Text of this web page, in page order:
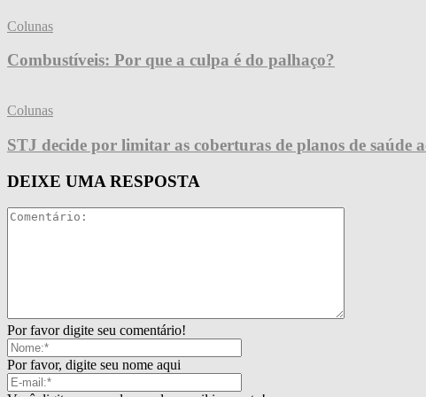
Colunas
Combustíveis: Por que a culpa é do palhaço?
Colunas
STJ decide por limitar as coberturas de planos de
DEIXE UMA RESPOSTA
Por favor digite seu comentário!
Por favor, digite seu nome aqui